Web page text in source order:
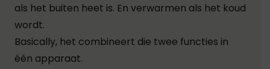
als het buiten heet is. En verwarmen als het koud
wordt.
Basically, het combineert die twee functies in
één apparaat.